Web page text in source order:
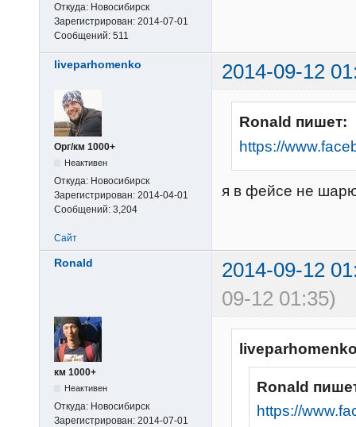
Откуда: Новосибирск
Зарегистрирован: 2014-07-01
Сообщений: 511
liveparhomenko 2014-09-12
Орг/км 1000+
Неактивен
Откуда: Новосибирск
Зарегистрирован: 2014-04-01
Сообщений: 3,204
Ronald пишет:
https://
я в фейсе не
Сайт
Ronald
2014-09-12
09-12 01:35)
км 1000+
Неактивен
Откуда: Новосибирск
Зарегистрирован: 2014-07-01
Ronald
https://